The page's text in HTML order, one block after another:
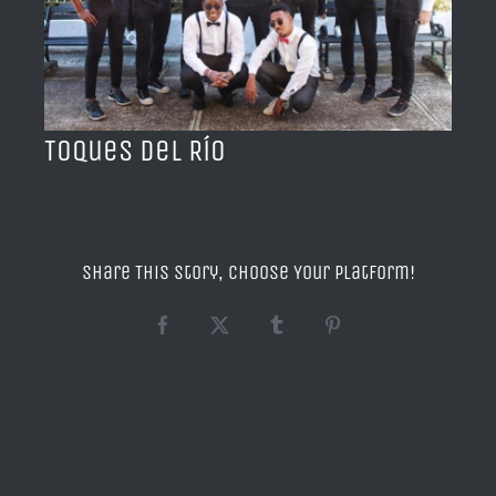
ACERCA DE
CONTACTO
Toques del Río
Share This Story, Choose Your Platform!
Facebook
X TumblrPinterest